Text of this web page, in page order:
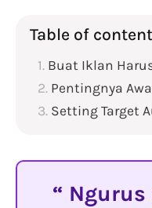
Table of
Buat Iklan
Pentingnya
Setting Target
Ngurus